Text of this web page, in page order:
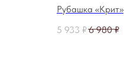
Рубашка «Крит»
5 933 ₽6 980 ₽